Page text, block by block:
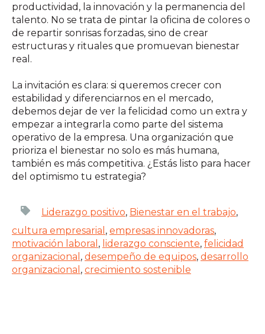
productividad, la innovación y la permanencia del
talento. No se trata de pintar la oficina de colores o
de repartir sonrisas forzadas, sino de crear
estructuras y rituales que promuevan bienestar
real.
La invitación es clara: si queremos crecer con
estabilidad y diferenciarnos en el mercado,
debemos dejar de ver la felicidad como un extra y
empezar a integrarla como parte del sistema
operativo de la empresa. Una organización que
prioriza el bienestar no solo es más humana,
también es más competitiva. ¿Estás listo para hacer
del optimismo tu estrategia?
Liderazgo positivo, Bienestar en el trabajo,
cultura empresarial , empresas innovadoras,
motivación laboral , liderazgo consciente, felicidad
organizacional , desempeño de equipos, desarrollo
organizacional , crecimiento sostenible